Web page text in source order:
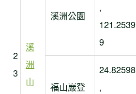
2
3
溪
洲
山
溪洲公園
,
121.2539
9
福山巖登
24.82598
,